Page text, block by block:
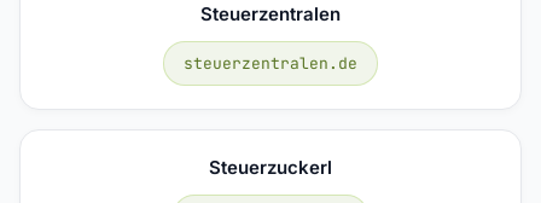
Steuerzentralen
steuerzentralen.de
Steuerzuckerl